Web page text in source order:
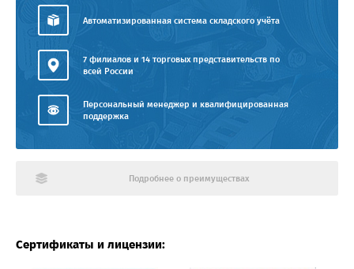
Автоматизированная система складского учёта
7 филиалов и 14 торговых представительств по
всей России
Персональный менеджер и квалифицированная
поддержка
Подробнее о преимуществах
Сертификаты и лицензии: